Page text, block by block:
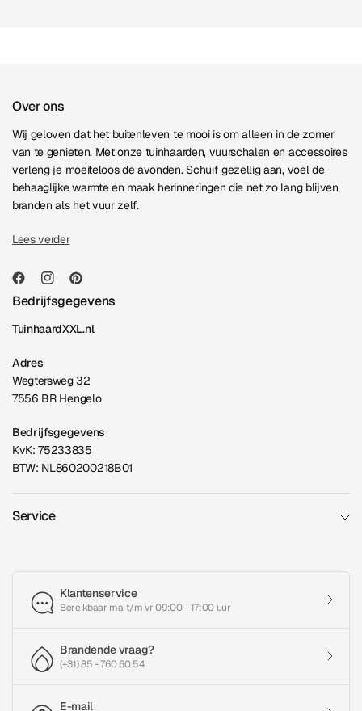
Over ons
Wij geloven dat het buitenleven te mooi is om alleen in de zomer
van te genieten. Met onze tuinhaarden, vuurschalen en accessoires
verleng je moeiteloos de avonden. Schuif gezellig aan, voel de
behaaglijke warmte en maak herinneringen die net zo lang blijven
branden als het vuur zelf.
Lees verder
Bedrijfsgegevens
TuinhaardXXL.nl
Adres
Wegtersweg 32
7556 BR Hengelo
Bedrijfsgegevens
KvK: 75233835
BTW: NL860200218B01
Service
Klantenservice
Bereikbaar ma t/m vr 09:00 - 17:00 uur
Brandende vraag?
(+31) 85 - 760 60 54
E-mail